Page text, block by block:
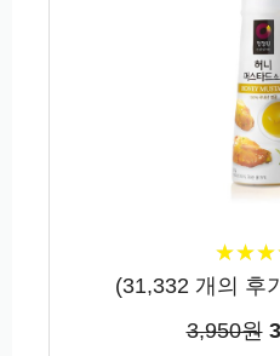
★★★
★★★
(31,332개의 후
3,950원